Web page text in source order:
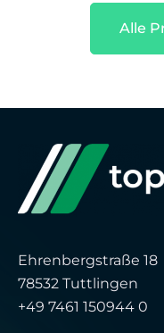
Alle
Ehrenbergstraße 18
78532 Tuttlingen
+49 7461 150944 0